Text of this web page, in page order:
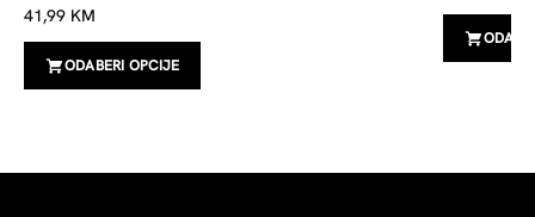
41,99 KM
ODABERI OPCIJE